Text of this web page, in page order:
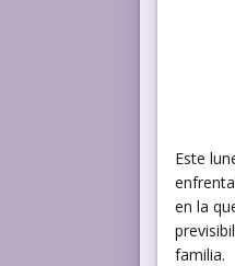
Este
en la
familia.